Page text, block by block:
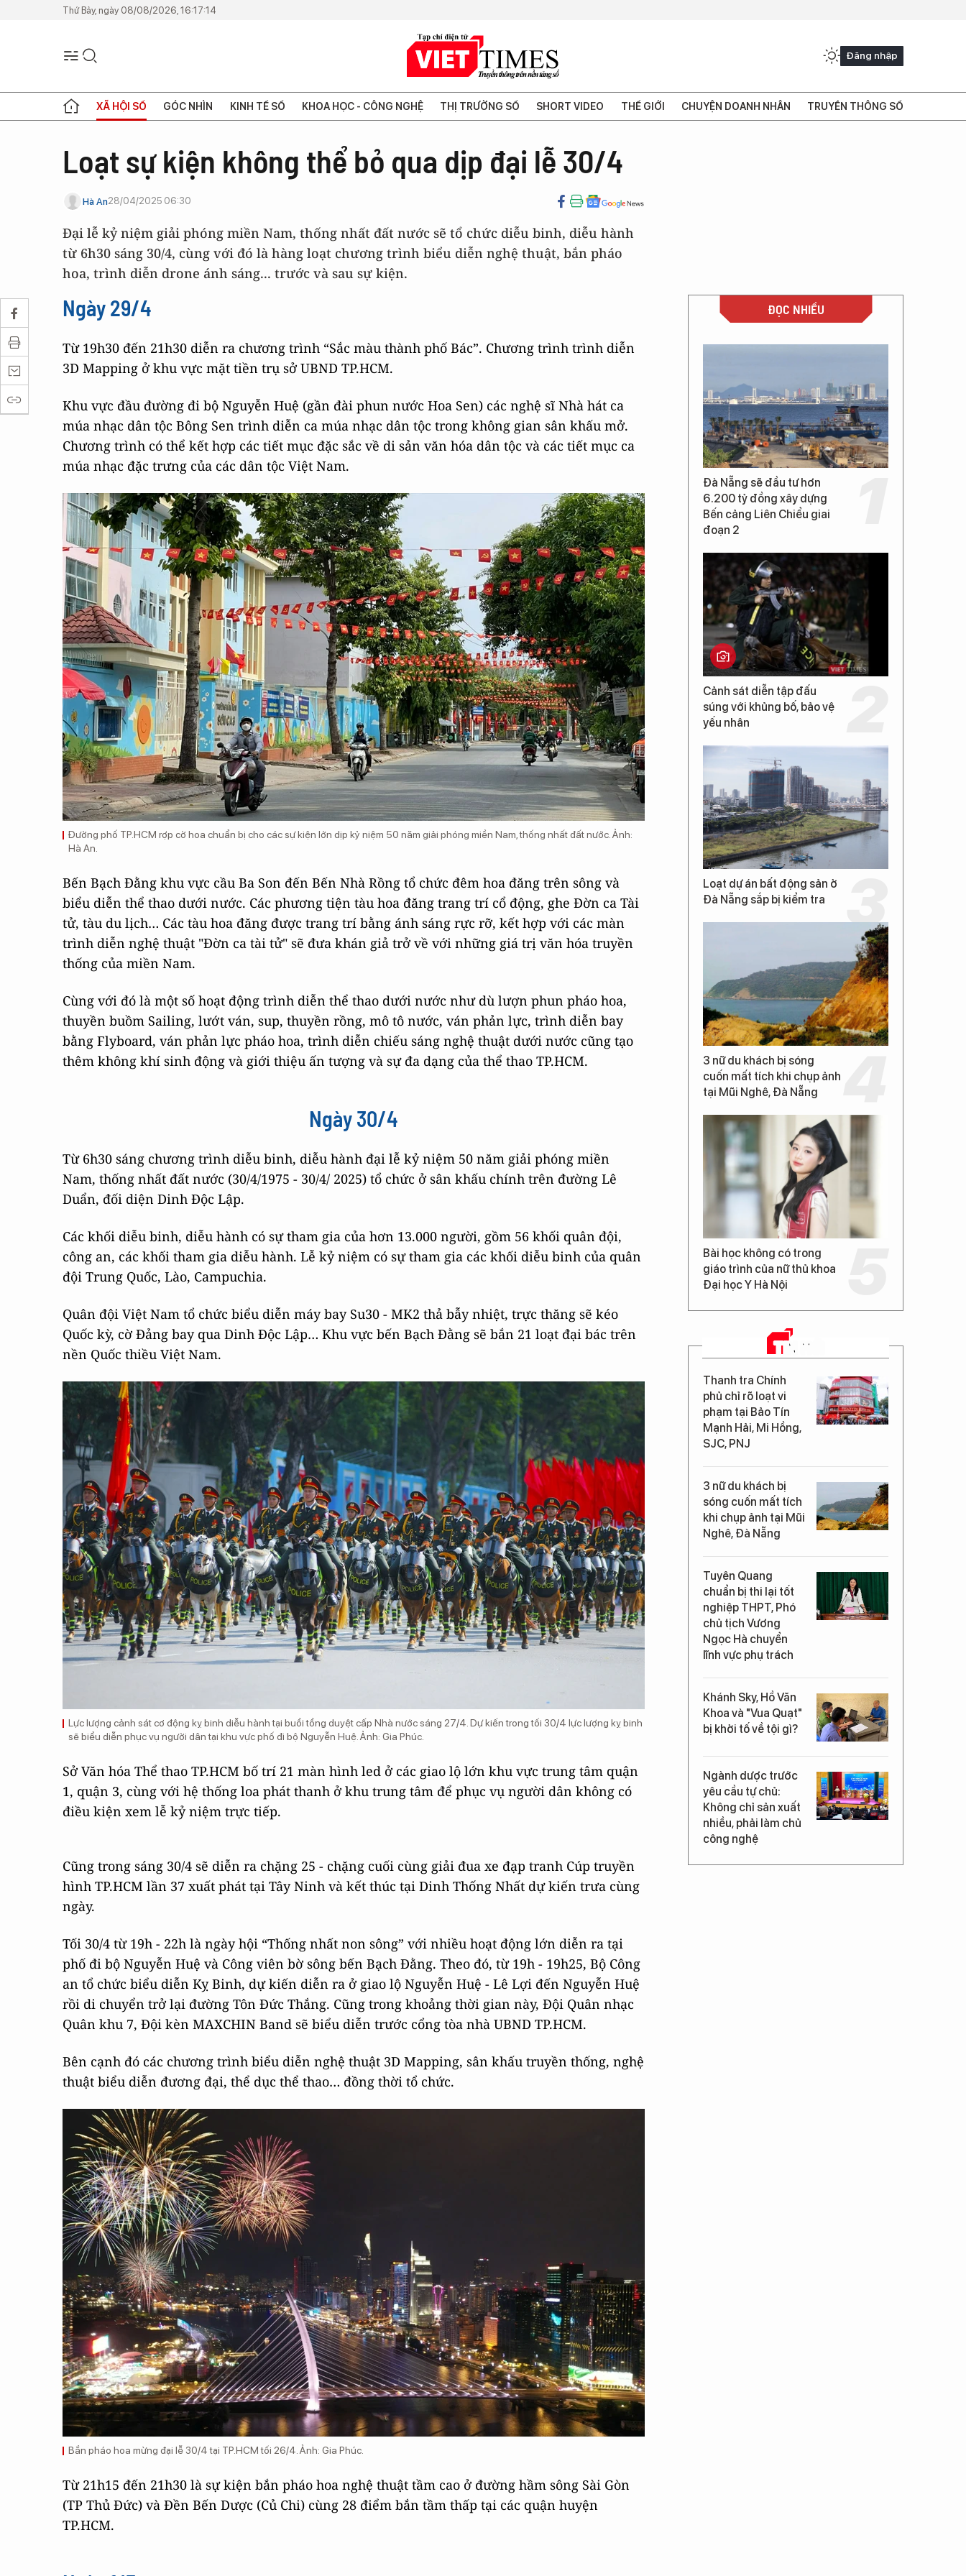
Thứ Bảy, ngày 08/08/2026, 16:17:14
Đăng nhập
XÃ HỘI SỐ GÓC NHÌN KINH TẾ SỐ KHOA HỌC - CÔNG NGHỆ THỊ TRƯỜNG SỐ SHORT VIDEO THẾ GIỚI CHUYỆN DOANH NHÂN TRUYỀN THÔNG SỐ
Loạt sự kiện không thể bỏ qua dịp đại lễ 30/4
Hà An28/04/2025 06:30
Đại lễ kỷ niệm giải phóng miền Nam, thống nhất đất nước sẽ tổ chức diễu binh, diễu hành
từ 6h30 sáng 30/4, cùng với đó là hàng loạt chương trình biểu diễn nghệ thuật, bắn pháo
hoa, trình diễn drone ánh sáng... trước và sau sự kiện.
Ngày 29/4
Từ 19h30 đến 21h30 diễn ra chương trình “Sắc màu thành phố Bác”. Chương trình trình diễn
3D Mapping ở khu vực mặt tiền trụ sở UBND TP.HCM.
Khu vực đầu đường đi bộ Nguyễn Huệ (gần đài phun nước Hoa Sen) các nghệ sĩ Nhà hát ca
múa nhạc dân tộc Bông Sen trình diễn ca múa nhạc dân tộc trong không gian sân khấu mở.
Chương trình có thể kết hợp các tiết mục đặc sắc về di sản văn hóa dân tộc và các tiết mục ca
múa nhạc đặc trưng của các dân tộc Việt Nam.
Đường phố TP.HCM rợp cờ hoa chuẩn bị cho các sự kiện lớn dịp kỷ niệm 50 năm giải phóng miền Nam, thống nhất đất nước. Ảnh:
Hà An.
Bến Bạch Đằng khu vực cầu Ba Son đến Bến Nhà Rồng tổ chức đêm hoa đăng trên sông và
biểu diễn thể thao dưới nước. Các phương tiện tàu hoa đăng trang trí cổ động, ghe Đờn ca Tài
tử, tàu du lịch… Các tàu hoa đăng được trang trí bằng ánh sáng rực rỡ, kết hợp với các màn
trình diễn nghệ thuật "Đờn ca tài tử" sẽ đưa khán giả trở về với những giá trị văn hóa truyền
thống của miền Nam.
Cùng với đó là một số hoạt động trình diễn thể thao dưới nước như dù lượn phun pháo hoa,
thuyền buồm Sailing, lướt ván, sup, thuyền rồng, mô tô nước, ván phản lực, trình diễn bay
bằng Flyboard, ván phản lực pháo hoa, trình diễn chiếu sáng nghệ thuật dưới nước cũng tạo
thêm không khí sinh động và giới thiệu ấn tượng và sự đa dạng của thể thao TP.HCM.
Ngày 30/4
Từ 6h30 sáng chương trình diễu binh, diễu hành đại lễ kỷ niệm 50 năm giải phóng miền
Nam, thống nhất đất nước (30/4/1975 - 30/4/ 2025) tổ chức ở sân khấu chính trên đường Lê
Duẩn, đối diện Dinh Độc Lập.
Các khối diễu binh, diễu hành có sự tham gia của hơn 13.000 người, gồm 56 khối quân đội,
công an, các khối tham gia diễu hành. Lễ kỷ niệm có sự tham gia các khối diễu binh của quân
đội Trung Quốc, Lào, Campuchia.
Quân đội Việt Nam tổ chức biểu diễn máy bay Su30 - MK2 thả bẫy nhiệt, trực thăng sẽ kéo
Quốc kỳ, cờ Đảng bay qua Dinh Độc Lập… Khu vực bến Bạch Đằng sẽ bắn 21 loạt đại bác trên
nền Quốc thiều Việt Nam.
Lực lượng cảnh sát cơ động kỵ binh diễu hành tại buổi tổng duyệt cấp Nhà nước sáng 27/4. Dự kiến trong tối 30/4 lực lượng kỵ binh
sẽ biểu diễn phục vụ người dân tại khu vực phố đi bộ Nguyễn Huệ. Ảnh: Gia Phúc.
Sở Văn hóa Thể thao TP.HCM bố trí 21 màn hình led ở các giao lộ lớn khu vực trung tâm quận
1, quận 3, cùng với hệ thống loa phát thanh ở khu trung tâm để phục vụ người dân không có
điều kiện xem lễ kỷ niệm trực tiếp.
Cũng trong sáng 30/4 sẽ diễn ra chặng 25 - chặng cuối cùng giải đua xe đạp tranh Cúp truyền
hình TP.HCM lần 37 xuất phát tại Tây Ninh và kết thúc tại Dinh Thống Nhất dự kiến trưa cùng
ngày.
Tối 30/4 từ 19h - 22h là ngày hội “Thống nhất non sông” với nhiều hoạt động lớn diễn ra tại
phố đi bộ Nguyễn Huệ và Công viên bờ sông bến Bạch Đằng. Theo đó, từ 19h - 19h25, Bộ Công
an tổ chức biểu diễn Kỵ Binh, dự kiến diễn ra ở giao lộ Nguyễn Huệ - Lê Lợi đến Nguyễn Huệ
rồi di chuyển trở lại đường Tôn Đức Thắng. Cũng trong khoảng thời gian này, Đội Quân nhạc
Quân khu 7, Đội kèn MAXCHIN Band sẽ biểu diễn trước cổng tòa nhà UBND TP.HCM.
Bên cạnh đó các chương trình biểu diễn nghệ thuật 3D Mapping, sân khấu truyền thống, nghệ
thuật biểu diễn đương đại, thể dục thể thao… đồng thời tổ chức.
Bắn pháo hoa mừng đại lễ 30/4 tại TP.HCM tối 26/4. Ảnh: Gia Phúc.
Từ 21h15 đến 21h30 là sự kiện bắn pháo hoa nghệ thuật tầm cao ở đường hầm sông Sài Gòn
(TP Thủ Đức) và Đền Bến Dược (Củ Chi) cùng 28 điểm bắn tầm thấp tại các quận huyện
TP.HCM.
ĐỌC NHIỀU
Đà Nẵng sẽ đầu tư hơn
6.200 tỷ đồng xây dựng
Bến cảng Liên Chiểu giai
đoạn 2
Cảnh sát diễn tập đấu
súng với khủng bố, bảo vệ
yếu nhân
Loạt dự án bất động sản ở
Đà Nẵng sắp bị kiểm tra
3 nữ du khách bị sóng
cuốn mất tích khi chụp ảnh
tại Mũi Nghê, Đà Nẵng
Bài học không có trong
giáo trình của nữ thủ khoa
Đại học Y Hà Nội
TIN MỚI
Thanh tra Chính
phủ chỉ rõ loạt vi
phạm tại Bảo Tín
Mạnh Hải, Mi Hồng,
SJC, PNJ
3 nữ du khách bị
sóng cuốn mất tích
khi chụp ảnh tại Mũi
Nghê, Đà Nẵng
Tuyên Quang
chuẩn bị thi lại tốt
nghiệp THPT, Phó
chủ tịch Vương
Ngọc Hà chuyển
lĩnh vực phụ trách
Khánh Sky, Hồ Văn
Khoa và "Vua Quạt"
bị khởi tố về tội gì?
Ngành dược trước
yêu cầu tự chủ:
Không chỉ sản xuất
nhiều, phải làm chủ
công nghệ